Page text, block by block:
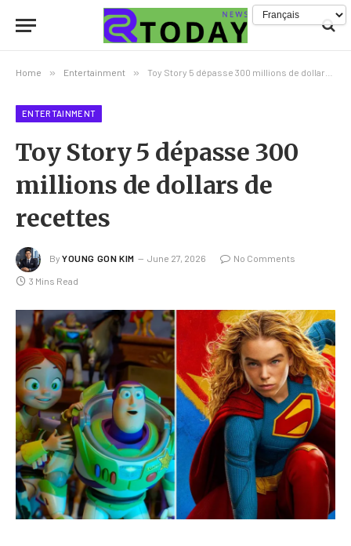
Home » Entertainment » Toy Story 5 dépasse 300 millions de dollars de recettes
ENTERTAINMENT
Toy Story 5 dépasse 300
millions de dollars de
recettes
By YOUNG GON KIM June 27, 2026 No Comments
3 Mins Read